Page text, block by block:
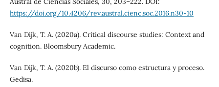
https://doi.org/10.4206/rev.austral.cienc.soc.2016.n30-10
Van Dijk, T. A. (2020a). Critical discourse studies: Context and
cognition. Bloomsbury Academic.
Van Dijk, T. A. (2020b). El discurso como estructura y proceso.
Gedisa.